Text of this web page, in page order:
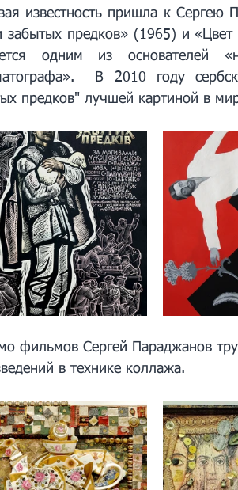
известность пришла к Сергею
забытых предков» (1965) и
одним из основателей
В 2010 году
предков" лучшей картиной в
фильмов Сергей Параджанов
в технике коллажа.